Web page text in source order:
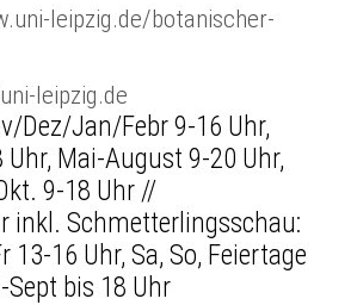
leipzig.de/botanischer-
leipzig.de
Dez/Jan/Febr 9-16 Uhr,
Mai-August 9-20 Uhr,
9-18 Uhr //
inkl. Schmetterlingsschau:
13-16 Uhr, Sa, So, Feiertage
Sept bis 18 Uhr